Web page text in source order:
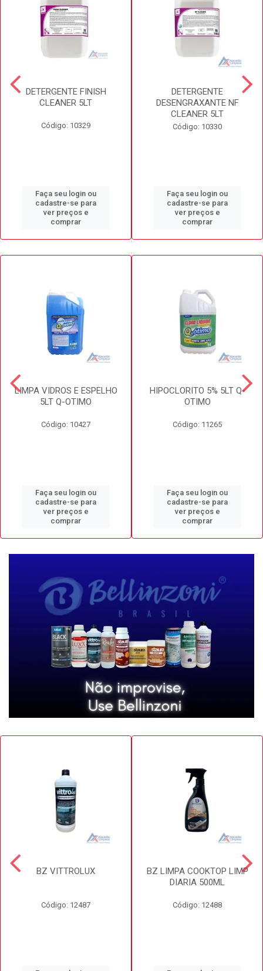
DETERGENTE FINISH
CLEANER 5LT
Código: 10329
Faça seu login ou
cadastre-se para
ver preços e
comprar
DETERGENTE
DESENGRAXANTE NF
CLEANER 5LT
Código: 10330
Faça seu login ou
cadastre-se para
ver preços e
comprar
LIMPA VIDROS E ESPELHO
5LT Q-OTIMO
Código: 10427
Faça seu login ou
cadastre-se para
ver preços e
comprar
HIPOCLORITO 5% 5LT Q-
OTIMO
Código: 11265
Faça seu login ou
cadastre-se para
ver preços e
comprar
BZ VITTROLUX
Código: 12487
BZ LIMPA COOKTOP LIMP
DIARIA 500ML
Código: 12488